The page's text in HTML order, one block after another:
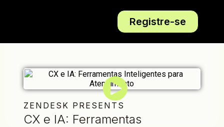
Registre-se
ZENDESK PRESENTS
CX e IA: Ferramentas